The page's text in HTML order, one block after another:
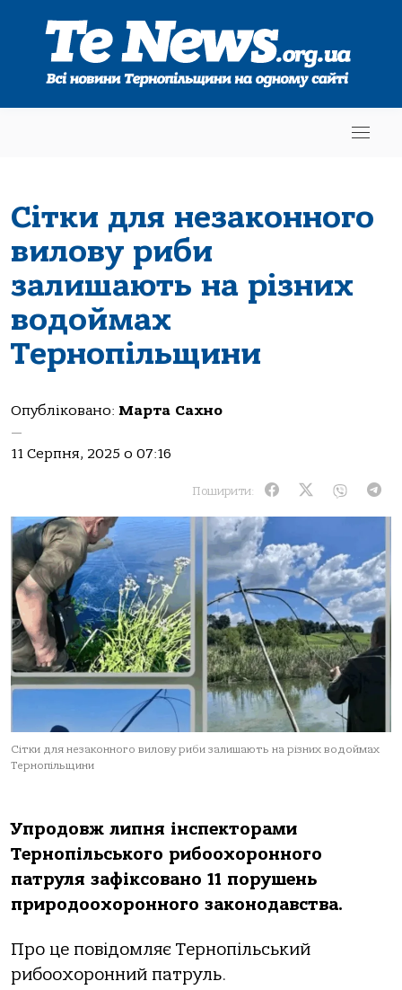
Сітки для незаконного
вилову риби
залишають на різних
водоймах
Тернопільщини
Опубліковано: Марта Сахно
—
11 Серпня, 2025 о 07:16
Поширити:
Сітки для незаконного вилову риби залишають на різних водоймах
Тернопільщини
Упродовж липня інспекторами
Тернопільського рибоохоронного
патруля зафіксовано 11 порушень
природоохоронного законодавства.
Про це повідомляє Тернопільський
рибоохоронний патруль.